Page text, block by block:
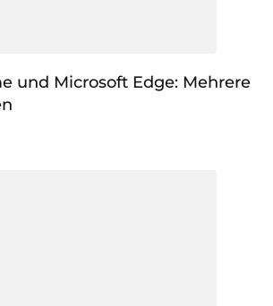
und Microsoft Edge: Mehrere